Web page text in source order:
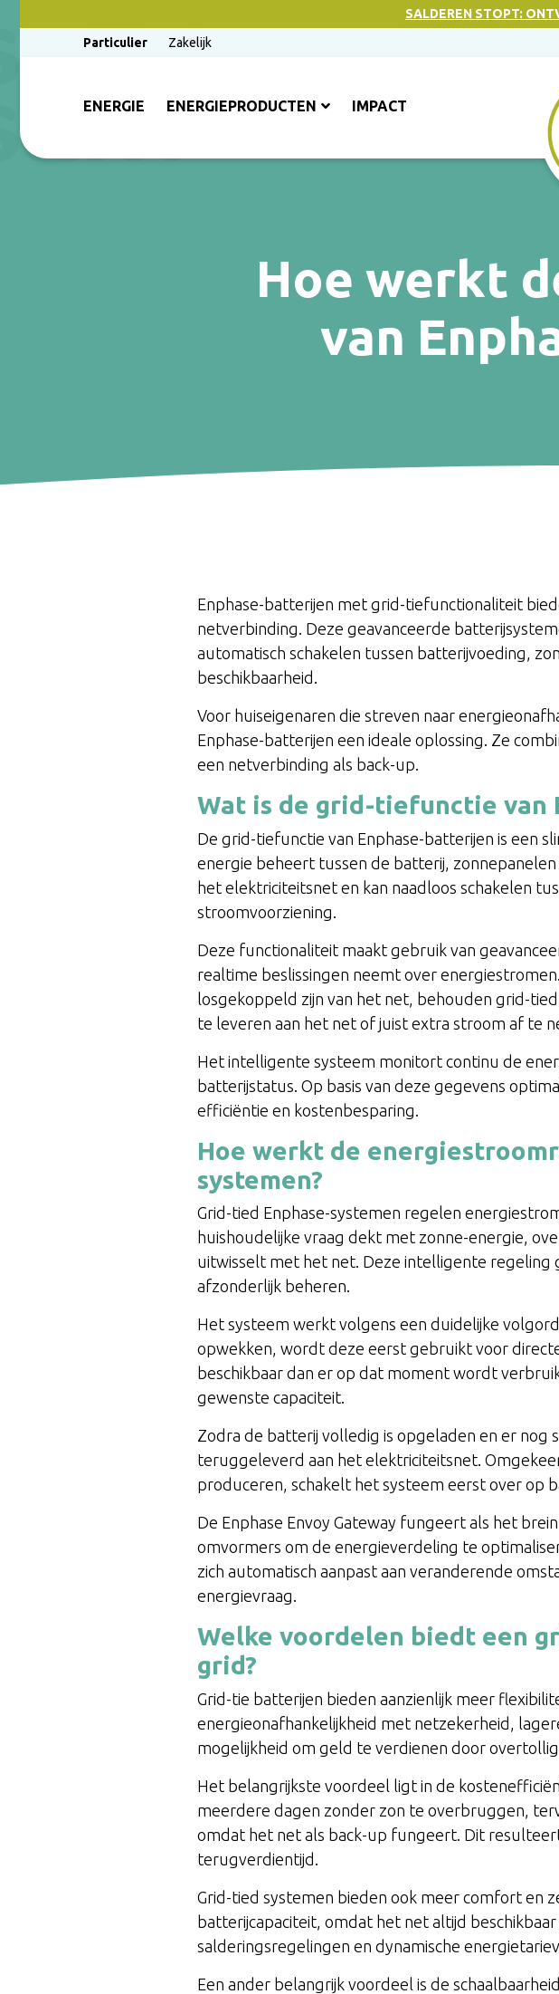
SALDEREN STOPT:
Particulier
Zakelijk
ENERGIE ENERGIEPRODUCTEN IMPACT
Hoe werkt
van
Enphase-batterijen met grid-tiefunctionaliteit
netverbinding. Deze geavanceerde
automatisch schakelen tussen batterijvoeding,
beschikbaarheid.
Voor huiseigenaren die streven naar
Enphase-batterijen een ideale oplossing. Ze
een netverbinding als back-up.
Wat is de grid-tiefunctie van
De grid-tiefunctie van Enphase-batterijen is een
energie beheert tussen de batterij,
het elektriciteitsnet en kan naadloos schakelen
stroomvoorziening.
Deze functionaliteit maakt gebruik van
realtime beslissingen neemt over
losgekoppeld zijn van het net, behouden grid-
te leveren aan het net of juist extra stroom af te
Het intelligente systeem monitort continu de
batterijstatus. Op basis van deze gegevens
efficiëntie en kostenbesparing.
Hoe werkt de
systemen?
Grid-tied Enphase-systemen regelen
huishoudelijke vraag dekt met zonne-energie,
uitwisselt met het net. Deze intelligente regeling
afzonderlijk beheren.
Het systeem werkt volgens een duidelijke
opwekken, wordt deze eerst gebruikt voor
beschikbaar dan er op dat moment wordt
gewenste capaciteit.
Zodra de batterij volledig is opgeladen en er
teruggeleverd aan het elektriciteitsnet.
produceren, schakelt het systeem eerst over op
De Enphase Envoy Gateway fungeert als het
omvormers om de energieverdeling te
zich automatisch aanpast aan veranderende
energievraag.
Welke voordelen biedt een
grid?
Grid-tie batterijen bieden aanzienlijk meer
energieonafhankelijkheid met netzekerheid,
mogelijkheid om geld te verdienen door
Het belangrijkste voordeel ligt in de
meerdere dagen zonder zon te overbruggen,
omdat het net als back-up fungeert. Dit
terugverdientijd.
Grid-tied systemen bieden ook meer comfort en
batterijcapaciteit, omdat het net altijd
salderingsregelingen en dynamische
Een ander belangrijk voordeel is de